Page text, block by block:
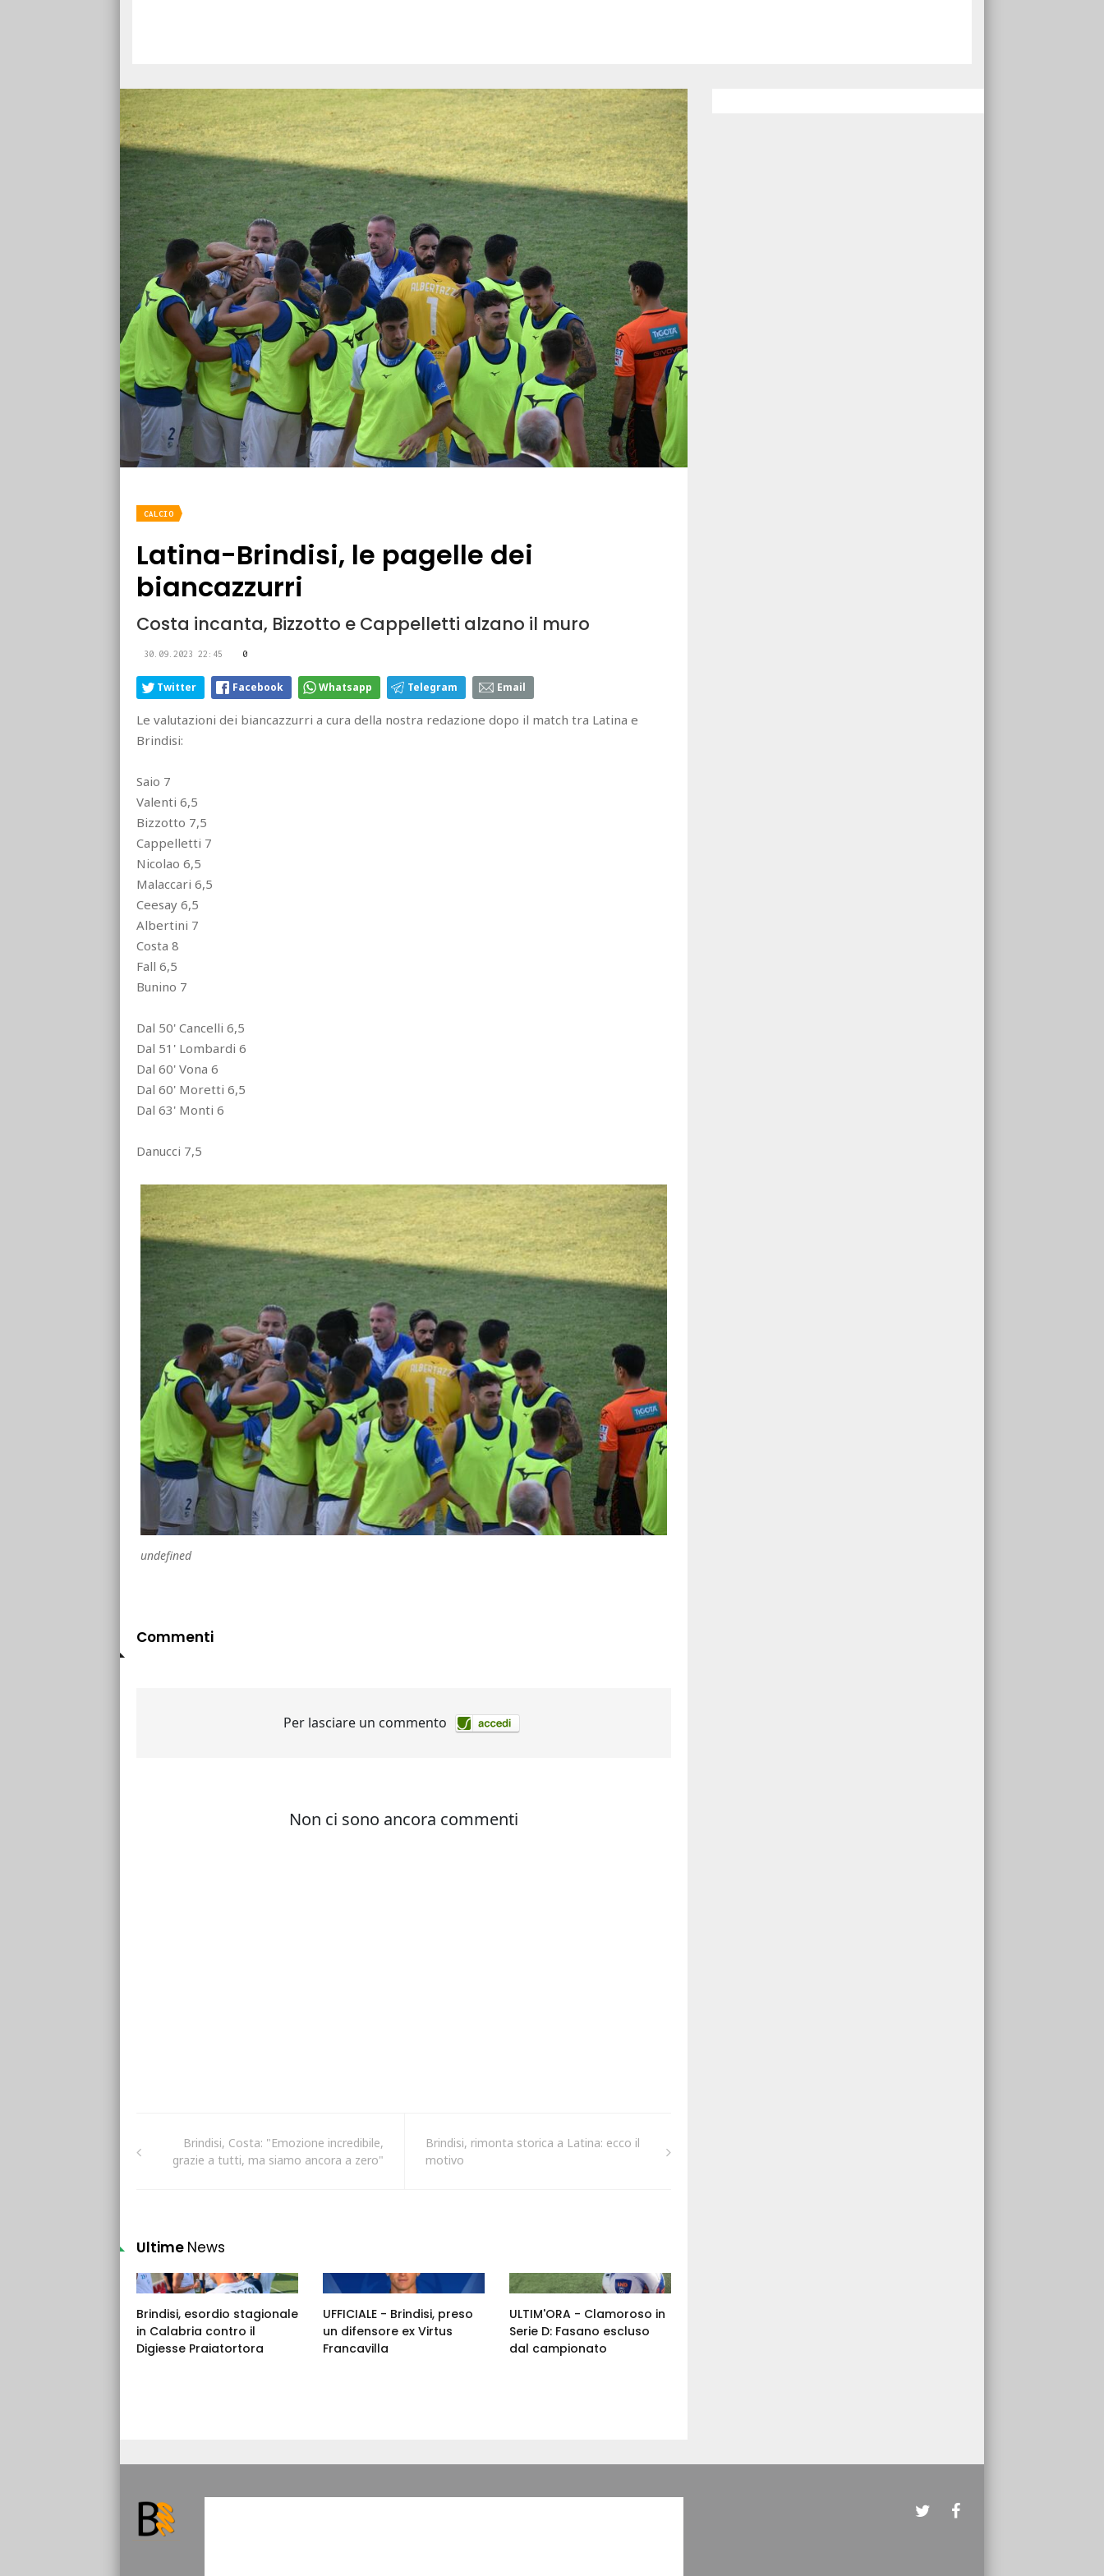
CALCIO
Latina-Brindisi, le pagelle dei
biancazzurri
Costa incanta, Bizzotto e Cappelletti alzano il muro
30.09.2023 22:45 0
Twitter Facebook Whatsapp Telegram Email
Le valutazioni dei biancazzurri a cura della nostra redazione dopo il match tra Latina e
Brindisi:
Saio 7
Valenti 6,5
Bizzotto 7,5
Cappelletti 7
Nicolao 6,5
Malaccari 6,5
Ceesay 6,5
Albertini 7
Costa 8
Fall 6,5
Bunino 7
Dal 50' Cancelli 6,5
Dal 51' Lombardi 6
Dal 60' Vona 6
Dal 60' Moretti 6,5
Dal 63' Monti 6
Danucci 7,5
undefined
Commenti
Brindisi, Costa: "Emozione incredibile,
grazie a tutti, ma siamo ancora a zero"
Brindisi, rimonta storica a Latina: ecco il
motivo
Ultime News
Brindisi, esordio stagionale
in Calabria contro il
Digiesse Praiatortora
UFFICIALE - Brindisi, preso
un difensore ex Virtus
Francavilla
ULTIM'ORA - Clamoroso in
Serie D: Fasano escluso
dal campionato